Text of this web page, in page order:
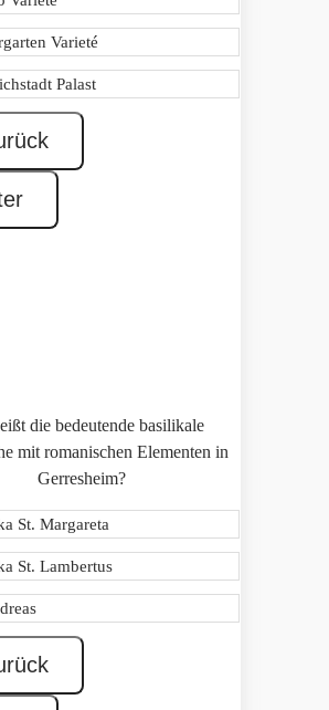
Varieté
Palast
die bedeutende basilikale
mit romanischen Elementen in
Gerresheim?
St. Margareta
St. Lambertus